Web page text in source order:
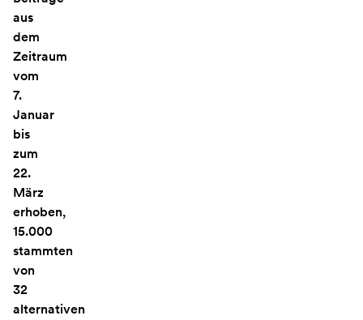
aus
dem
Zeitraum
vom
7.
Januar
bis
zum
22.
März
erhoben,
15.000
stammten
von
32
alternativen